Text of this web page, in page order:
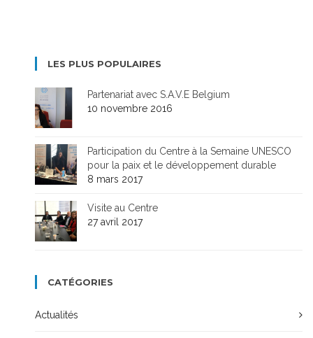
LES PLUS POPULAIRES
Partenariat avec S.A.V.E Belgium
10 novembre 2016
Participation du Centre à la Semaine UNESCO
pour la paix et le développement durable
8 mars 2017
Visite au Centre
27 avril 2017
CATÉGORIES
Actualités